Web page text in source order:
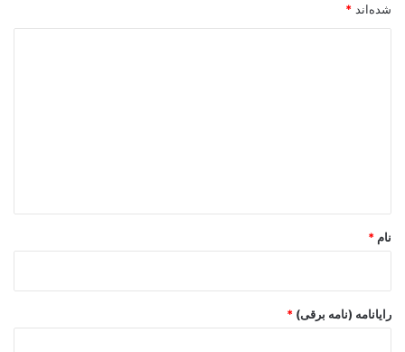
شده‌اند *
نام *
رایانامه (نامه برقی) *